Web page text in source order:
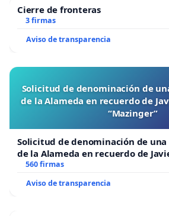
Cierre de fronteras
3 firmas
Aviso de transparencia
Solicitud de denominación de
de la Alameda en recuerdo de
“Mazinger”
Solicitud de denominación de
de la Alameda en recuerdo de
“Mazinger”
560 firmas
Aviso de transparencia